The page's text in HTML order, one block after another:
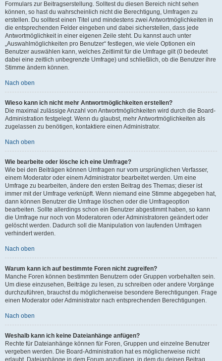
Formulars zur Beitragserstellung. Solltest du diesen Bereich nicht sehen
können, so hast du wahrscheinlich nicht die Berechtigung, Umfragen zu
erstellen. Du solltest einen Titel und mindestens zwei Antwortmöglichkeiten in
die entsprechenden Felder eingeben und dabei sicherstellen, dass jede
Antwortmöglichkeit in einer eigenen Zeile steht. Du kannst auch unter
„Auswahlmöglichkeiten pro Benutzer“ festlegen, wie viele Optionen ein
Benutzer auswählen kann, welches Zeitlimit für die Umfrage gilt (0 bedeutet
dabei eine zeitlich unbegrenzte Umfrage) und schließlich, ob die Benutzer ihre
Stimme ändern können.
Nach oben
Wieso kann ich nicht mehr Antwortmöglichkeiten erstellen?
Die maximal zulässige Anzahl von Antwortmöglichkeiten wird durch die Board-
Administration festgelegt. Wenn du glaubst, mehr Antwortmöglichkeiten als
zugelassen zu benötigen, kontaktiere einen Administrator.
Nach oben
Wie bearbeite oder lösche ich eine Umfrage?
Wie bei den Beiträgen können Umfragen nur vom ursprünglichen Verfasser,
einem Moderator oder einem Administrator bearbeitet werden. Um eine
Umfrage zu bearbeiten, ändere den ersten Beitrag des Themas; dieser ist
immer mit der Umfrage verknüpft. Wenn niemand eine Stimme abgegeben hat,
dann können Benutzer die Umfrage löschen oder die Umfrageoption
bearbeiten. Sollte allerdings schon ein Benutzer abgestimmt haben, so kann
die Umfrage nur noch von Moderatoren oder Administratoren geändert oder
gelöscht werden. Dadurch soll die Manipulation von laufenden Umfragen
verhindert werden.
Nach oben
Warum kann ich auf bestimmte Foren nicht zugreifen?
Manche Foren können bestimmten Benutzern oder Gruppen vorbehalten sein.
Um diese einzusehen, Beiträge zu lesen, zu schreiben oder andere Vorgänge
durchzuführen, brauchst du möglicherweise besondere Berechtigungen. Frage
einen Moderator oder Administrator nach entsprechenden Berechtigungen.
Nach oben
Weshalb kann ich keine Dateianhänge anfügen?
Rechte für Dateianhänge können für Foren, Gruppen und einzelne Benutzer
vergeben werden. Die Board-Administration hat es möglicherweise nicht
erlaubt, Dateianhänge in dem Forum anzufügen, in dem du deinen Beitrag